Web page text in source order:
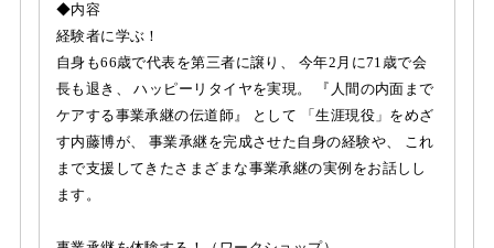
◆内容
経験者に学ぶ！
自身も66歳で代表を第三者に譲り、 今年2月に71歳で会
長も退き、 ハッピーリタイヤを実現。 『人間の内面まで
ケアする事業承継の伝道師』 として 「生涯現役」をめざ
す内藤博が、 事業承継を完成させた自身の経験や、 これ
まで支援してきたさまざまな事業承継の実例をお話しし
ます。